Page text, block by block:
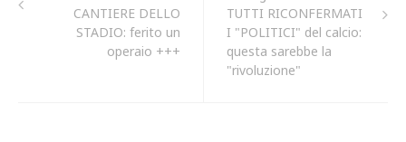
CANTIERE DELLO
STADIO: ferito un
operaio +++
TUTTI RICONFERMATI
I "POLITICI" del calcio:
questa sarebbe la
"rivoluzione"